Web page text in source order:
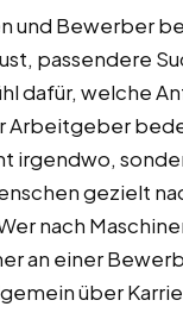
und Bewerber
passendere
dafür, welche
Arbeitgeber
irgendwo,
gezielt
nach
an einer
über